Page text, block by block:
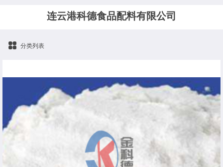
连云港科德食品配料有限公司
分类列表